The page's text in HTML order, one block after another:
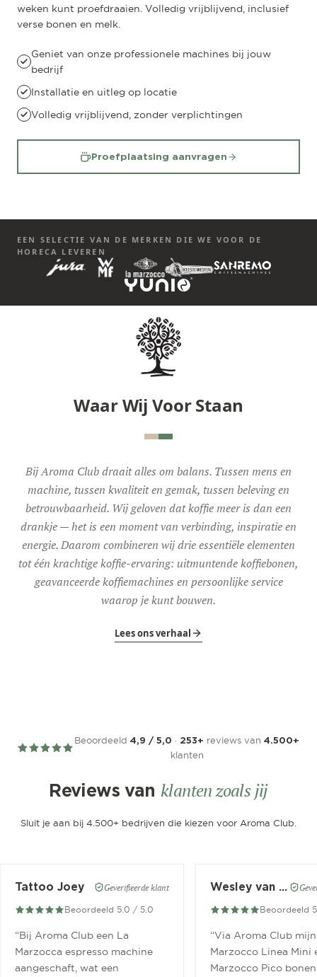
weken kunt proefdraaien. Volledig vrijblijvend, inclusief
verse bonen en melk.
Geniet van onze professionele machines bij jouw
bedrijf
Installatie en uitleg op locatie
Volledig vrijblijvend, zonder verplichtingen
Proefplaatsing aanvragen
EEN SELECTIE VAN DE MERKEN DIE WE VOOR DE
HORECA LEVEREN
Waar Wij Voor Staan
Bij Aroma Club draait alles om balans. Tussen mens en
machine, tussen kwaliteit en gemak, tussen beleving en
betrouwbaarheid. Wij geloven dat koffie meer is dan een
drankje — het is een moment van verbinding, inspiratie en
energie. Daarom combineren wij drie essentiële elementen
tot één krachtige koffie-ervaring: uitmuntende koffiebonen,
geavanceerde koffiemachines en persoonlijke service
waarop je kunt bouwen.
Lees ons verhaal
Beoordeeld 4,9 / 5,0 · 253+ reviews van 4.500+
klanten
Reviews van klanten zoals jij
Sluit je aan bij 4.500+ bedrijven die kiezen voor Aroma Club.
Tattoo Joey Geverifieerde klant
Beoordeeld 5.0 / 5.0
“Bij Aroma Club een La
Marzocca espresso machine
aangeschaft, wat een
Wesley van der Meer
Beoordeeld
“Via Aroma Club
Marzocco Linea Mini
Marzocco Pico